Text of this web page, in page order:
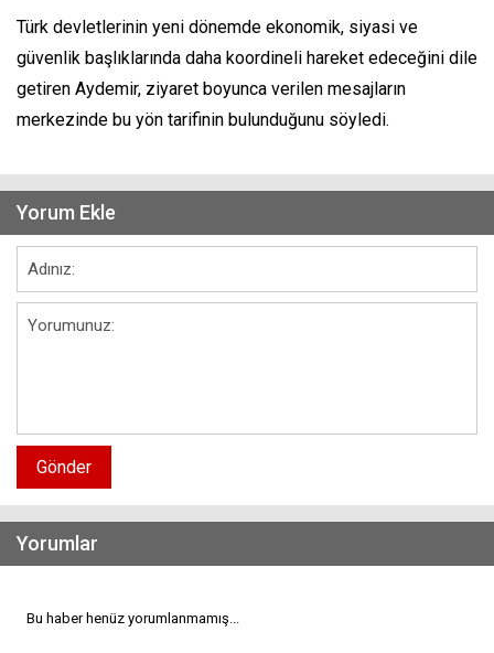
Türk devletlerinin yeni dönemde ekonomik, siyasi ve
güvenlik başlıklarında daha koordineli hareket edeceğini dile
getiren Aydemir, ziyaret boyunca verilen mesajların
merkezinde bu yön tarifinin bulunduğunu söyledi.
Yorum Ekle
Gönder
Yorumlar
Bu haber henüz yorumlanmamış...